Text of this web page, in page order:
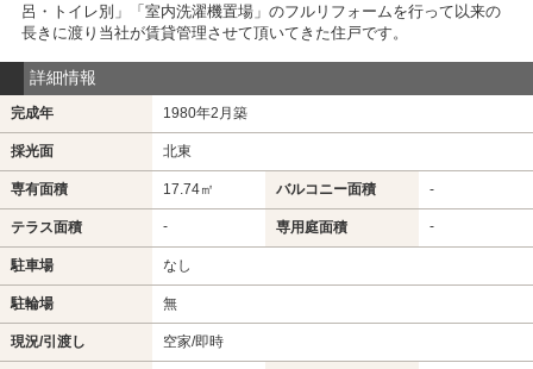
呂・トイレ別」「室内洗濯機置場」のフルリフォームを行って以来の
長きに渡り当社が賃貸管理させて頂いてきた住戸です。
詳細情報
完成年 1980年2月築
採光面 北東
専有面積 17.74㎡ バルコニー面積 -
テラス面積 - 専用庭面積 -
駐車場 なし
駐輪場 無
現況/引渡し 空家/即時